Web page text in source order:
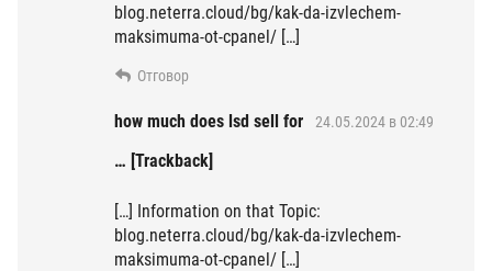
blog.neterra.cloud/bg/kak-da-izvlechem-
maksimuma-ot-cpanel/ […]
Отговор
how much does lsd sell for 24.05.2024 в 02:49
… [Trackback]
[…] Information on that Topic:
blog.neterra.cloud/bg/kak-da-izvlechem-
maksimuma-ot-cpanel/ […]